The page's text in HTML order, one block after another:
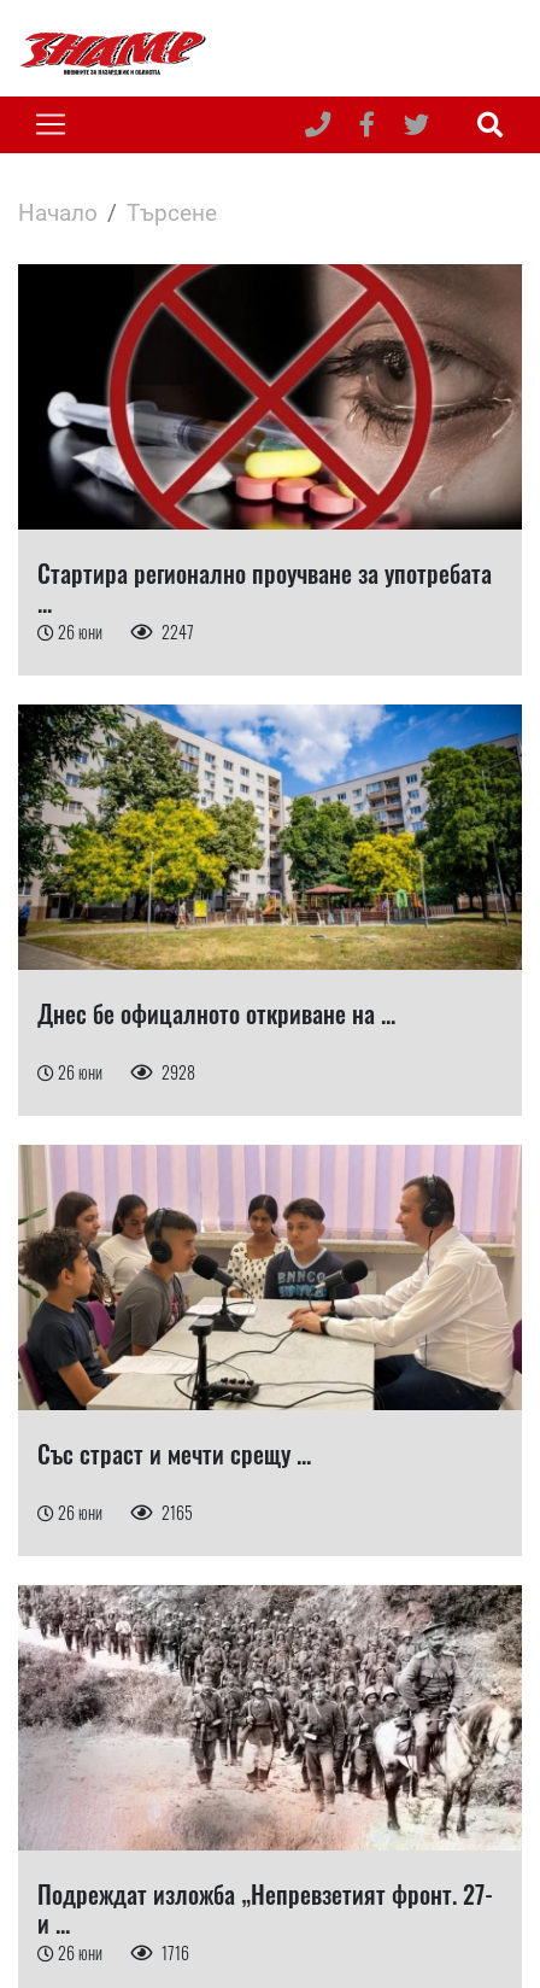
Начало Търсене
Стартира регионално проучване за употребата
...
26 юни 2247
Днес бе офицалното откриване на ...
26 юни 2928
Със страст и мечти срещу ...
26 юни 2165
Подреждат изложба „Непревзетият фронт. 27-
и ...
26 юни 1716